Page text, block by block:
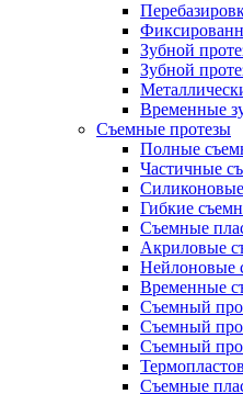
Зубной
Зубной
Временные
Съемные протезы
Полные
Частичные
Гибкие
Съемные
Акриловые
Нейлоновые
Временные
Съемный
Съемный
Съемный
Съемные